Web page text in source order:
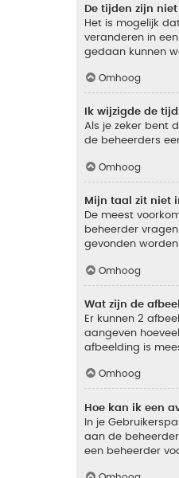
De tijden zijn
Het is mogelijk
veranderen in
gedaan kunnen
Omhoog
Ik wijzigde de
Als je zeker bent
de beheerders
Omhoog
Mijn taal zit niet
De meest
beheerder
gevonden
Omhoog
Wat zijn de
Er kunnen 2
aangeven
afbeelding is
Omhoog
Hoe kan ik een
In je
aan de
een beheerder